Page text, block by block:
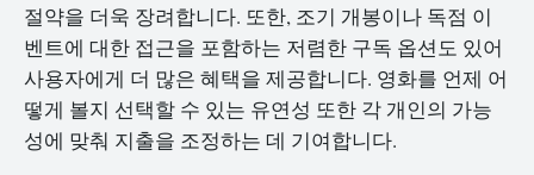
절약을 더욱 장려합니다. 또한, 조기 개봉이나 독점 이
벤트에 대한 접근을 포함하는 저렴한 구독 옵션도 있어
사용자에게 더 많은 혜택을 제공합니다. 영화를 언제 어
떻게 볼지 선택할 수 있는 유연성 또한 각 개인의 가능
성에 맞춰 지출을 조정하는 데 기여합니다.